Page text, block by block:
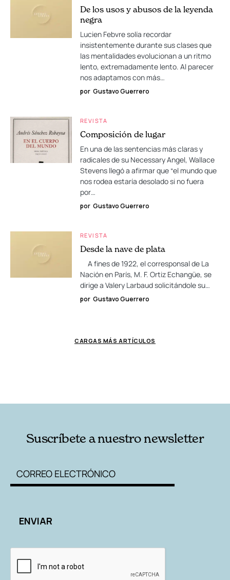
De los usos y abusos de la leyenda
negra
Lucien Febvre solía recordar
insistentemente durante sus clases que
las mentalidades evolucionan a un ritmo
lento, extremadamente lento. Al parecer
nos adaptamos con más…
por Gustavo Guerrero
REVISTA
Composición de lugar
En una de las sentencias más claras y
radicales de su Necessary Angel, Wallace
Stevens llegó a afirmar que “el mundo que
nos rodea estaría desolado si no fuera
por…
por Gustavo Guerrero
REVISTA
Desde la nave de plata
A fines de 1922, el corresponsal de La
Nación en París, M. F. Ortiz Echangüe, se
dirige a Valery Larbaud solicitándole su…
por Gustavo Guerrero
CARGAS MÁS ARTÍCULOS
Suscríbete a nuestro newsletter